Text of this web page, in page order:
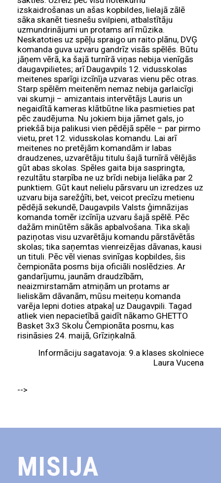
izskaidrošanas un ašas kopbildes, lielajā zālē
sāka skanēt tiesnešu svilpieni, atbalstītāju
uzmundrinājumi un protams arī mūzika.
Neskatoties uz spēļu spraigo un raito plānu, DVĢ
komanda guva uzvaru gandrīz visās spēlēs. Būtu
jāņem vērā, ka šajā turnīrā viņas nebija vienīgās
daugavpilietes; arī Daugavpils 12. vidusskolas
meitenes sparīgi izcīnīja uzvaras vienu pēc otras.
Starp spēlēm meitenēm nemaz nebija garlaicīgi
vai skumji – amizantais intervētājs Lauris un
negaidītā kameras klātbūtne lika pasmieties pat
pēc zaudējuma. Nu jokiem bija jāmet gals, jo
priekšā bija palikusi vien pēdējā spēle – par pirmo
vietu, pret 12. vidusskolas komandu. Lai arī
meitenes no pretējām komandām ir labas
draudzenes, uzvarētāju titulu šajā turnīrā vēlējās
gūt abas skolas. Spēles gaita bija saspringta,
rezultātu starpība ne uz brīdi nebija lielāka par 2
punktiem. Gūt kaut nelielu pārsvaru un izredzes uz
uzvaru bija sarežģīti, bet, veicot precīzu metienu
pēdējā sekundē, Daugavpils Valsts ģimnāzijas
komanda tomēr izcīnīja uzvaru šajā spēlē. Pēc
dažām minūtēm sākās apbalvošana. Tika skaļi
paziņotas visu uzvarētāju komandu pārstāvētās
skolas; tika saņemtas vienreizējas dāvanas, kausi
un tituli. Pēc vēl vienas svinīgas kopbildes, šis
čempionāta posms bija oficiāli noslēdzies. Ar
gandarījumu, jaunām draudzībām,
neaizmirstamām atmiņām un protams ar
lieliskām dāvanām, mūsu meiteņu komanda
varēja lepni doties atpakaļ uz Daugavpili. Tagad
atliek vien nepacietībā gaidīt nākamo GHETTO
Basket 3x3 Skolu Čempionāta posmu, kas
risināsies 24. maijā, Grīziņkalnā.
Informāciju sagatavoja: 9.a klases skolniece
Laura Vucena
-->
MISIJA